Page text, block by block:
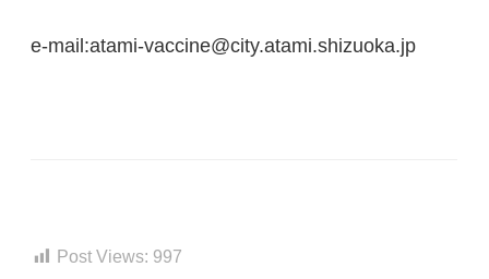
e-mail:atami-vaccine@city.atami.shizuoka.jp
Post Views: 997